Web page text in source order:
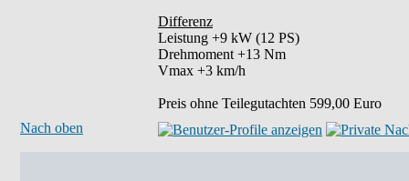
Differenz
Leistung +9 kW (12 PS)
Drehmoment +13 Nm
Vmax +3 km/h
Preis ohne Teilegutachten 599,00 Euro
Nach oben